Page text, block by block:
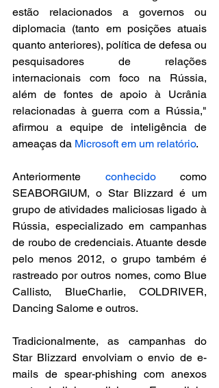
estão relacionados a governos ou
diplomacia (tanto em posições atuais
quanto anteriores), política de defesa ou
pesquisadores de relações
internacionais com foco na Rússia,
além de fontes de apoio à Ucrânia
relacionadas à guerra com a Rússia,"
afirmou a equipe de inteligência de
ameaças da Microsoft em um relatório.
Anteriormente conhecido como
SEABORGIUM, o Star Blizzard é um
grupo de atividades maliciosas ligado à
Rússia, especializado em campanhas
de roubo de credenciais. Atuante desde
pelo menos 2012, o grupo também é
rastreado por outros nomes, como Blue
Callisto, BlueCharlie, COLDRIVER,
Dancing Salome e outros.
Tradicionalmente, as campanhas do
Star Blizzard envolviam o envio de e-
mails de spear-phishing com anexos